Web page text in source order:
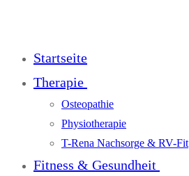
Startseite
Therapie
Osteopathie
Physiotherapie
T-Rena Nachsorge & RV-Fit
Fitness & Gesundheit